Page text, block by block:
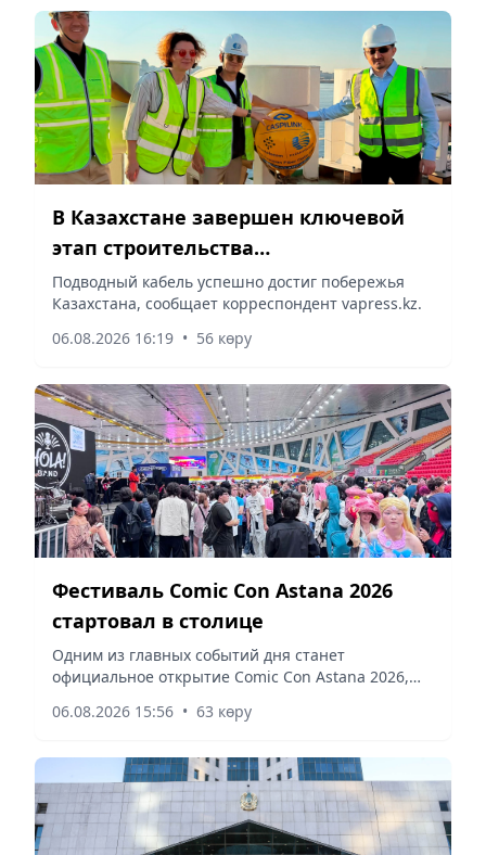
В Казахстане завершен ключевой
этап строительства
Транскаспийской волоконно-
оптической линии связи
Подводный кабель успешно достиг побережья
Казахстана, сообщает корреспондент vapress.kz.
06.08.2026 16:19 • 56 көру
Фестиваль Comic Con Astana 2026
стартовал в столице
Одним из главных событий дня станет
официальное открытие Comic Con Astana 2026,
06.08.2026 15:56 • 63 көру